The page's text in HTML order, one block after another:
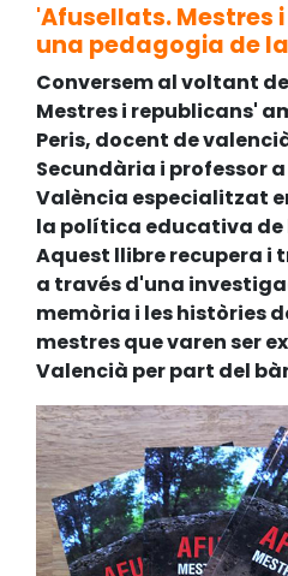
'Afusellats. Mestres
una pedagogia de
Conversem al voltant
Mestres i republicans'
Peris, docent de
Secundària i professor
València especialitzat
la política educativa de
Aquest llibre recupera
a través d'una
memòria i les històries
mestres que varen ser
Valencià per part del